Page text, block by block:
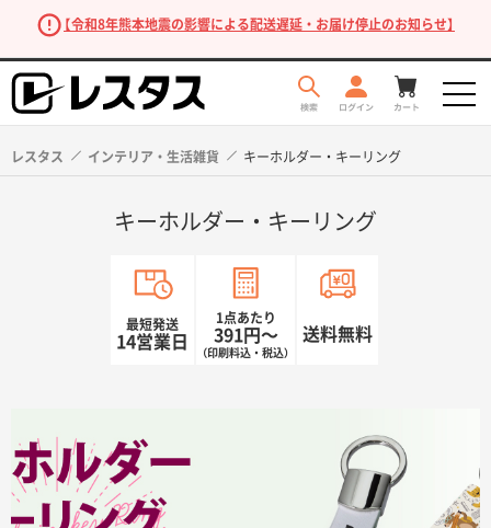
【令和8年熊本地震の影響による配送遅延・お届け停止のお知らせ】
レスタス インテリア・生活雑貨 キーホルダー・キーリング
キーホルダー・キーリング
最短発送
14営業日
1点あたり
391円〜
（印刷料込・税込）
送料無料